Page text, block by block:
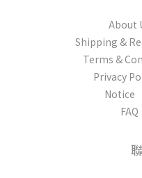
About
Shipping &
Terms &
Privacy
Notice